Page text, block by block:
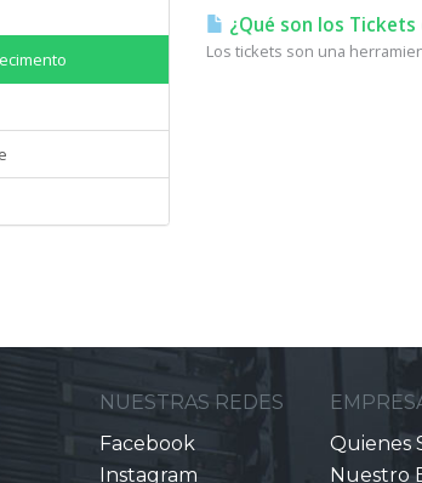
¿Qué son los
Los tickets son una
NUESTRAS REDES
Facebook
Instagram
Quienes
Nuestro